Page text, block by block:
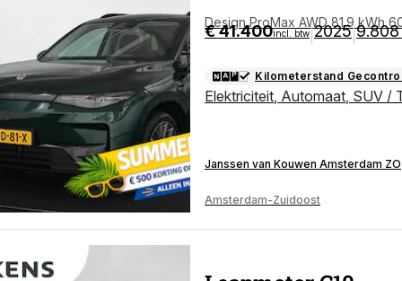
Design ProMax AWD 81.9 kWh
€ 41.400incl. btw|2025|
Kilometerstand
Elektriciteit Automaat SUV /
Janssen van Kouwen Amsterdam ZO
Amsterdam-Zuidoost